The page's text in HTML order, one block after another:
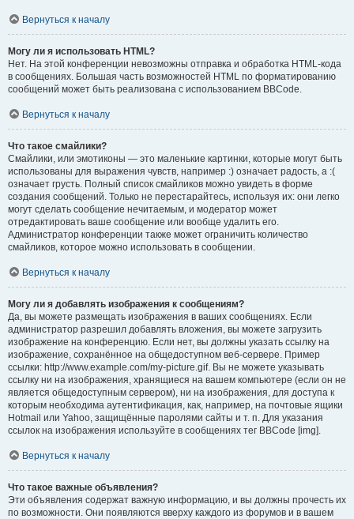
Вернуться к началу
Могу ли я использовать HTML?
Нет. На этой конференции невозможны отправка и обработка HTML-кода
в сообщениях. Большая часть возможностей HTML по форматированию
сообщений может быть реализована с использованием BBCode.
Вернуться к началу
Что такое смайлики?
Смайлики, или эмотиконы — это маленькие картинки, которые могут быть
использованы для выражения чувств, например :) означает радость, а :(
означает грусть. Полный список смайликов можно увидеть в форме
создания сообщений. Только не перестарайтесь, используя их: они легко
могут сделать сообщение нечитаемым, и модератор может
отредактировать ваше сообщение или вообще удалить его.
Администратор конференции также может ограничить количество
смайликов, которое можно использовать в сообщении.
Вернуться к началу
Могу ли я добавлять изображения к сообщениям?
Да, вы можете размещать изображения в ваших сообщениях. Если
администратор разрешил добавлять вложения, вы можете загрузить
изображение на конференцию. Если нет, вы должны указать ссылку на
изображение, сохранённое на общедоступном веб-сервере. Пример
ссылки: http://www.example.com/my-picture.gif. Вы не можете указывать
ссылку ни на изображения, хранящиеся на вашем компьютере (если он не
является общедоступным сервером), ни на изображения, для доступа к
которым необходима аутентификация, как, например, на почтовые ящики
Hotmail или Yahoo, защищённые паролями сайты и т. п. Для указания
ссылок на изображения используйте в сообщениях тег BBCode [img].
Вернуться к началу
Что такое важные объявления?
Эти объявления содержат важную информацию, и вы должны прочесть их
по возможности. Они появляются вверху каждого из форумов и в вашем